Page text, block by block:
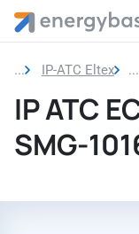
IP-АТС Eltex
IP АТС
SMG-